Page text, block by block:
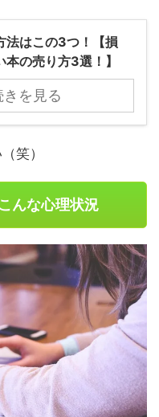
法はこの3つ！【損
の売り方3選！】
きを見る
笑）
んな心理状況